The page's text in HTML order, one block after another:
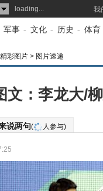
loading... 我
军事 - 文化 - 历史 - 体育
精彩图片 > 图片速递
文：李龙大/
说两句( 人参与)